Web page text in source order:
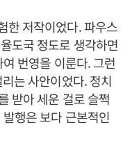
한 저작이었다. 파우스
도국 정도로 생각하면
번영을 이룬다. 그런
는 사안이었다. 정치
받아 세운 걸로 슬쩍
행은 보다 근본적인